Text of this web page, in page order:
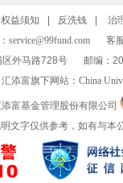
益须知 反洗钱
治
service@99fund.com
客
外马路728号
邮编：
汇添富旗下网站： China
富基金管理股份有限公司
文字仅供参考，如有与本